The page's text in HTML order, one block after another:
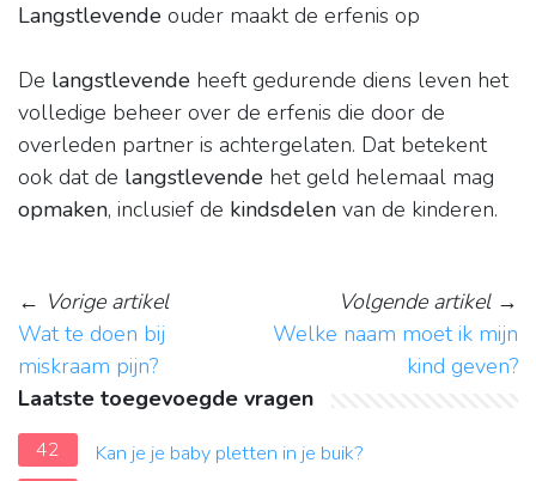
Langstlevende ouder maakt de erfenis op
De langstlevende heeft gedurende diens leven het
volledige beheer over de erfenis die door de
overleden partner is achtergelaten. Dat betekent
ook dat de langstlevende het geld helemaal mag
opmaken, inclusief de kindsdelen van de kinderen.
← Vorige artikel
Wat te doen bij
miskraam pijn?
Volgende artikel→
Welke naam moet ik mijn
kind geven?
Laatste toegevoegde vragen
42
Kan je je baby pletten in je buik?